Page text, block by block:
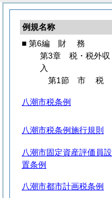
例規名称
■ 第6編 財 務
第3章 税・税外収
入
第1節 市税
八潮市税条例
八潮市税条例施行規則
八潮市固定資産評価員設
置条例
八潮市都市計画税条例